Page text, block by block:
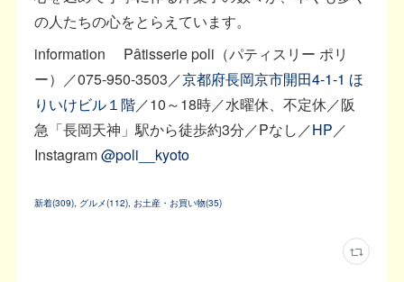
の人たちの心をとらえています。
information Pâtisserie poli（パティスリー ポリ
ー）／075-950-3503／京都府長岡京市開田4-1-1 ほ
りいけビル１階／10～18時／水曜休、不定休／阪
急「長岡天神」駅から徒歩約3分／Pなし／HP／
Instagram@poli__kyoto
新着(309) グルメ(112) お土産・お買い物(35)